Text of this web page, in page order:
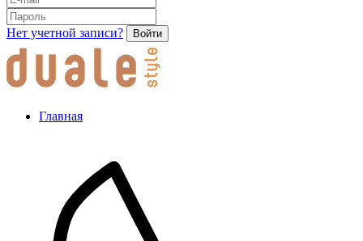
Нет учетной записи? Войти
Главная